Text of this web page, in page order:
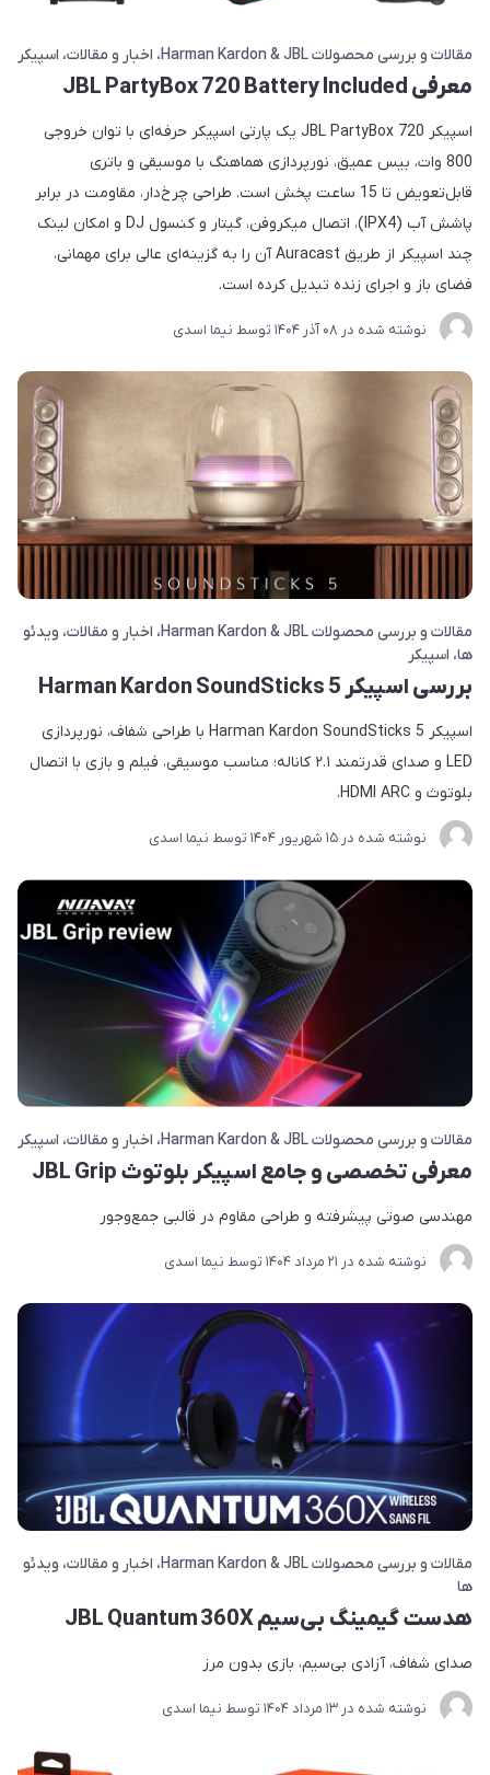
مقالات و بررسی محصولات Harman Kardon & JBL اخبار و مقالات اسپیکر
معرفی JBL PartyBox 720 Battery Included
اسپیکر JBL PartyBox 720 یک پارتی اسپیکر حرفه‌ای با توان خروجی
800 وات، بیس عمیق، نورپردازی هماهنگ با موسیقی و باتری
قابل‌تعویض تا 15 ساعت پخش است. طراحی چرخ‌دار، مقاومت در برابر
پاشش آب (IPX4)، اتصال میکروفن، گیتار و کنسول DJ و امکان لینک
چند اسپیکر از طریق Auracast آن را به گزینه‌ای عالی برای مهمانی،
فضای باز و اجرای زنده تبدیل کرده است.
نوشته شده در 08 آذر 1404 توسط نیما اسدی
مقالات و بررسی محصولات Harman Kardon & JBL اخبار و مقالات ویدئو
ها اسپیکر
بررسی اسپیکر Harman Kardon SoundSticks 5
اسپیکر Harman Kardon SoundSticks 5 با طراحی شفاف، نورپردازی
LED و صدای قدرتمند ۲.۱ کاناله؛ مناسب موسیقی، فیلم و بازی با اتصال
بلوتوث و HDMI ARC.
نوشته شده در 15 شهریور 1404 توسط نیما اسدی
مقالات و بررسی محصولات Harman Kardon & JBL اخبار و مقالات اسپیکر
معرفی تخصصی و جامع اسپیکر بلوتوث JBL Grip
مهندسی صوتی پیشرفته و طراحی مقاوم در قالبی جمع‌وجور
نوشته شده در 21 مرداد 1404 توسط نیما اسدی
مقالات و بررسی محصولات Harman Kardon & JBL اخبار و مقالات ویدئو
ها
هدست گیمینگ بی‌سیم JBL Quantum 360X
صدای شفاف، آزادی بی‌سیم، بازی بدون مرز
نوشته شده در 13 مرداد 1404 توسط نیما اسدی